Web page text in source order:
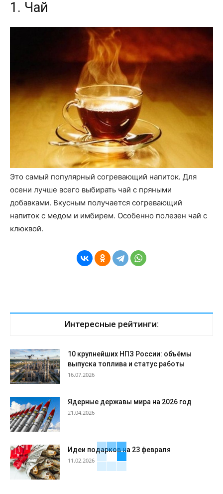
1. Чай
Это самый популярный согревающий напиток. Для
осени лучше всего выбирать чай с пряными
добавками. Вкусным получается согревающий
напиток с медом и имбирем. Особенно полезен чай с
клюквой.
Интересные рейтинги:
10 крупнейших НПЗ России: объёмы
выпуска топлива и статус работы
16.07.2026
Ядерные державы мира на 2026 год
21.04.2026
Идеи подарков на 23 февраля
11.02.2026